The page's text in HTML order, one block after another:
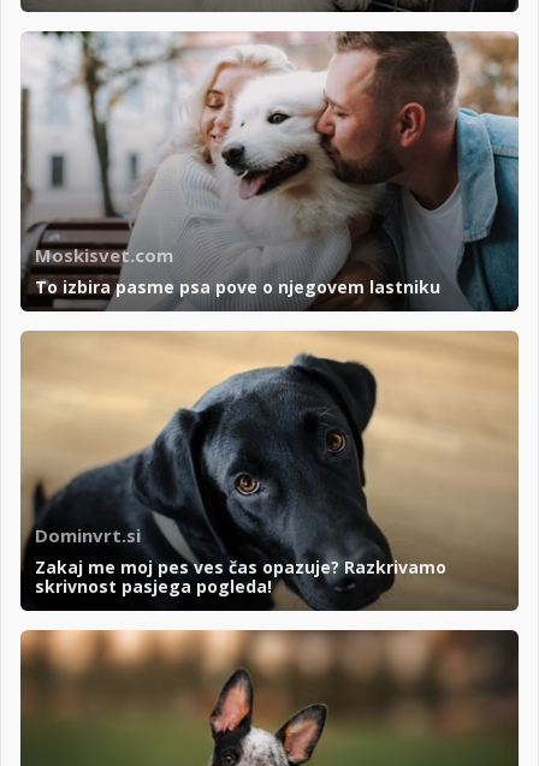
Moskisvet.com
To izbira pasme psa pove o njegovem lastniku
Dominvrt.si
Zakaj me moj pes ves čas opazuje? Razkrivamo
skrivnost pasjega pogleda!